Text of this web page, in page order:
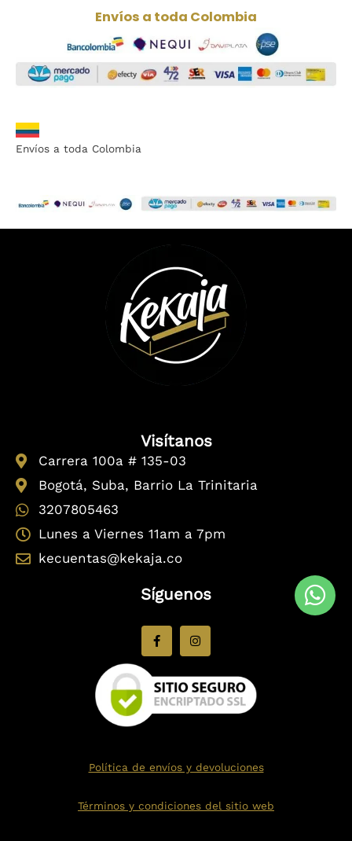
Envíos a toda Colombia
Envíos a toda Colombia
Visítanos
Carrera 100a # 135-03
Bogotá, Suba, Barrio La Trinitaria
3207805463
Lunes a Viernes 11am a 7pm
kecuentas@kekaja.co
Síguenos
F
c
e
b
o
k
-
f
s
t
a
r
a
m
Política de envíos y devoluciones
Términos y condiciones del sitio web